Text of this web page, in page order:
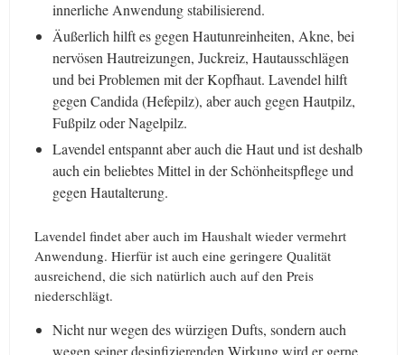
innerliche Anwendung stabilisierend.
Äußerlich hilft es gegen Hautunreinheiten, Akne, bei
nervösen Hautreizungen, Juckreiz, Hautausschlägen
und bei Problemen mit der Kopfhaut. Lavendel hilft
gegen Candida (Hefepilz), aber auch gegen Hautpilz,
Fußpilz oder Nagelpilz.
Lavendel entspannt aber auch die Haut und ist deshalb
auch ein beliebtes Mittel in der Schönheitspflege und
gegen Hautalterung.
Lavendel findet aber auch im Haushalt wieder vermehrt
Anwendung. Hierfür ist auch eine geringere Qualität
ausreichend, die sich natürlich auch auf den Preis
niederschlägt.
Nicht nur wegen des würzigen Dufts, sondern auch
wegen seiner desinfizierenden Wirkung wird er gerne